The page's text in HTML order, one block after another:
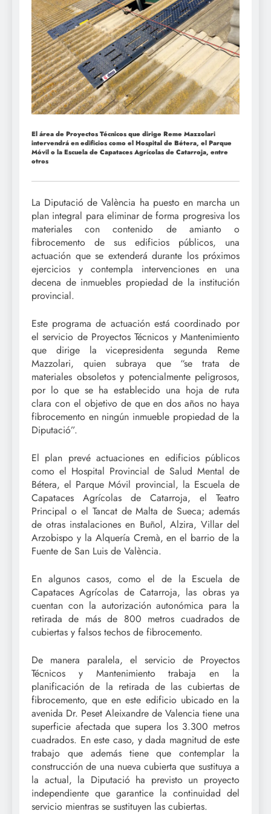
El área de Proyectos Técnicos que dirige Reme Mazzolari
intervendrá en edificios como el Hospital de Bétera, el Parque
Móvil o la Escuela de Capataces Agrícolas de Catarroja, entre
otros
La Diputació de València ha puesto en marcha un
plan integral para eliminar de forma progresiva los
materiales con contenido de amianto o
fibrocemento de sus edificios públicos, una
actuación que se extenderá durante los próximos
ejercicios y contempla intervenciones en una
decena de inmuebles propiedad de la institución
provincial.
Este programa de actuación está coordinado por
el servicio de Proyectos Técnicos y Mantenimiento
que dirige la vicepresidenta segunda Reme
Mazzolari, quien subraya que “se trata de
materiales obsoletos y potencialmente peligrosos,
por lo que se ha establecido una hoja de ruta
clara con el objetivo de que en dos años no haya
fibrocemento en ningún inmueble propiedad de la
Diputació”.
El plan prevé actuaciones en edificios públicos
como el Hospital Provincial de Salud Mental de
Bétera, el Parque Móvil provincial, la Escuela de
Capataces Agrícolas de Catarroja, el Teatro
Principal o el Tancat de Malta de Sueca; además
de otras instalaciones en Buñol, Alzira, Villar del
Arzobispo y la Alquería Cremà, en el barrio de la
Fuente de San Luis de València.
En algunos casos, como el de la Escuela de
Capataces Agrícolas de Catarroja, las obras ya
cuentan con la autorización autonómica para la
retirada de más de 800 metros cuadrados de
cubiertas y falsos techos de fibrocemento.
De manera paralela, el servicio de Proyectos
Técnicos y Mantenimiento trabaja en la
planificación de la retirada de las cubiertas de
fibrocemento, que en este edificio ubicado en la
avenida Dr. Peset Aleixandre de Valencia tiene una
superficie afectada que supera los 3.300 metros
cuadrados. En este caso, y dada magnitud de este
trabajo que además tiene que contemplar la
construcción de una nueva cubierta que sustituya a
la actual, la Diputació ha previsto un proyecto
independiente que garantice la continuidad del
servicio mientras se sustituyen las cubiertas.